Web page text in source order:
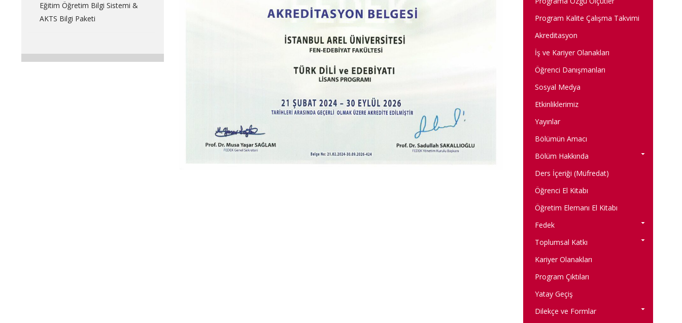
Eğitim Öğretim Bilgi Sistemi &
AKTS Bilgi Paketi
Program Kalite Çalışma Takvimi
Akreditasyon
İş ve Kariyer Olanakları
Öğrenci Danışmanları
Sosyal Medya
Etkinliklerimiz
Yayınlar
Bölümün Amacı
Bölüm Hakkında
Ders İçeriği (Müfredat)
Öğrenci El Kitabı
Öğretim Elemanı El Kitabı
Fedek
Toplumsal Katkı
Kariyer Olanakları
Program Çıktıları
Yatay Geçiş
Dilekçe ve Formlar